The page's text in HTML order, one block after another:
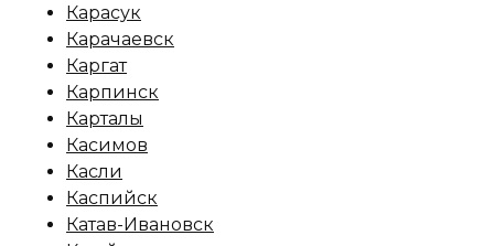
Карасук
Карачаевск
Каргат
Карпинск
Карталы
Касимов
Касли
Каспийск
Катав-Ивановск